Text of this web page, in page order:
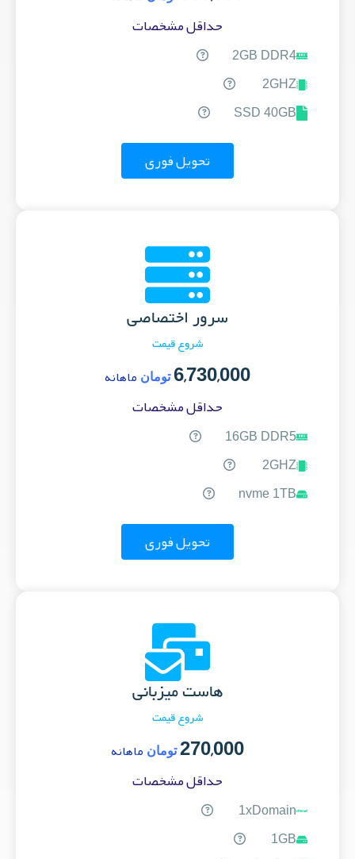
حداقل مشخصات
2GB DDR4
2GHZ
SSD 40GB
تحویل فوری
سرور اختصاصی
شروع قیمت
6,730,000 تومان ماهانه
حداقل مشخصات
16GB DDR5
2GHZ
nvme 1TB
تحویل فوری
هاست میزبانی
شروع قیمت
270,000 تومان ماهانه
حداقل مشخصات
1xDomain
1GB